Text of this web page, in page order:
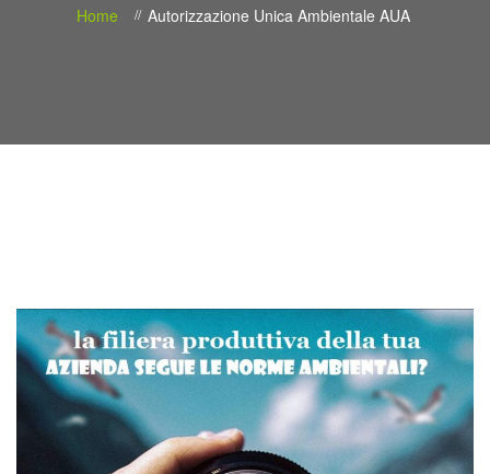
Home Autorizzazione Unica Ambientale AUA